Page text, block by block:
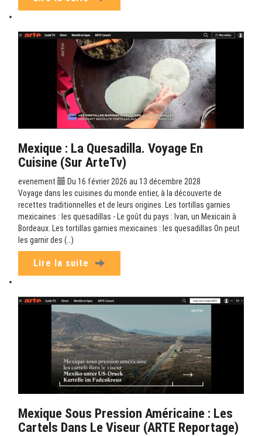
Mexique : La Quesadilla. Voyage En
Cuisine (sur ArteTv)
evenement
Du 16 février 2026 au 13 décembre 2028
Voyage dans les cuisines du monde entier, à la découverte de
recettes traditionnelles et de leurs origines. Les tortillas garnies
mexicaines : les quesadillas - Le goût du pays : Ivan, un Mexicain à
Bordeaux. Les tortillas garnies mexicaines : les quesadillas On peut
les garnir des (…)
Lire la suite
Mexique Sous Pression Américaine : Les
Cartels Dans Le Viseur (ARTE Reportage)